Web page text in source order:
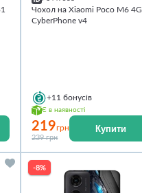
Чохол на Xiaomi Poco M6 4G
CyberPhone v4
+11 бонусів
Є в наявності
219грн
239 грн
Купити
-8%